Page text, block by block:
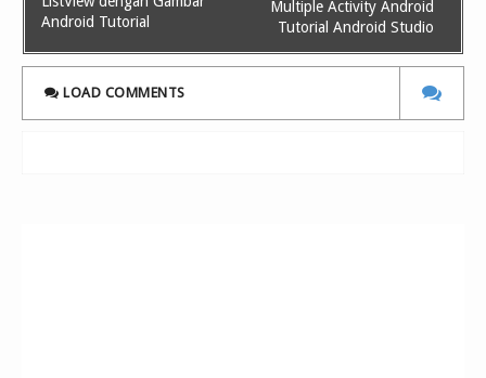
Android Tutorial
Multiple Activity Android
Tutorial Android Studio
LOAD COMMENTS